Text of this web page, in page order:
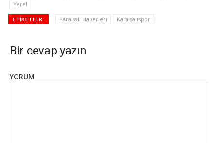
Yerel
ETIKETLER: Karaisalı Haberleri Karaisalıspor
Bir cevap yazın
YORUM